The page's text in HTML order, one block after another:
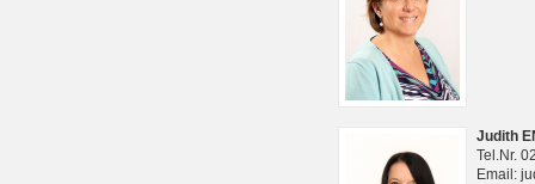
Judith
Tel.Nr.
Email: